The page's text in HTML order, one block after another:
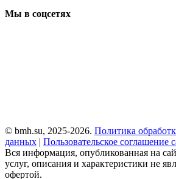
Мы в соцсетях
© bmh.su, 2025-2026. Политика
данных | Пользовательское соглашение
Вся информация, опубликованная на
услуг, описания и характеристики не
офертой.